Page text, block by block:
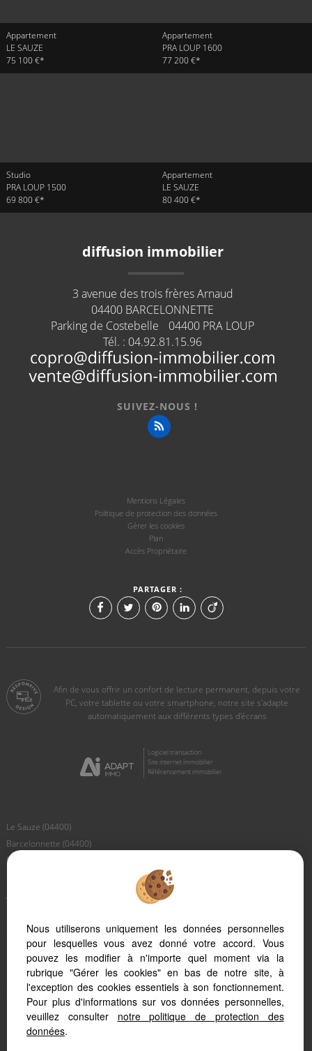
Appartement
LE SAUZE
75 100 €*
Appartement
PRA LOUP 1600
77 200 €*
Studio
PRA LOUP 1500
69 800 €*
Appartement
LE SAUZE
80 400 €*
diffusion immobilier
3 avenue des trois frères Arnaud
04400 BARCELONNETTE
Parking de Costebelle
04400 PRA LOUP
Tél. : 04.92.81.15.96
SUIVEZ-NOUS !
Mentions Légales
Politique de protection des données
Gérer les cookies
Plan
Accès Propriétaire
PARTAGER :
Afin de vous offrir un confort de lecture permanent, depuis votre
PC, votre tablette ou votre smartphone, notre site s'adapte
automatiquement aux différents types d'écrans
Logiciel transaction
Site internet immobilier
Référencement immobilier
Le Sauze (04400)
Barcelonnette (04400)
Pra Loup 1600 (04400)
Saint Paul (04530)
Les Thuiles (04400)
Faucon De Barcelonnette (04400)
Meolans Revel (04340)
Saint Pons (04400)
Larche (04530)
Nous utiliserons uniquement les données personnelles
pour lesquelles vous avez donné votre accord. Vous
pouvez les modifier à n'importe quel moment via la
rubrique "Gérer les cookies" en bas de notre site, à
l'exception des cookies essentiels à son fonctionnement.
Pour plus d'informations sur vos données personnelles,
veuillez consulter notre politique de protection des
données.